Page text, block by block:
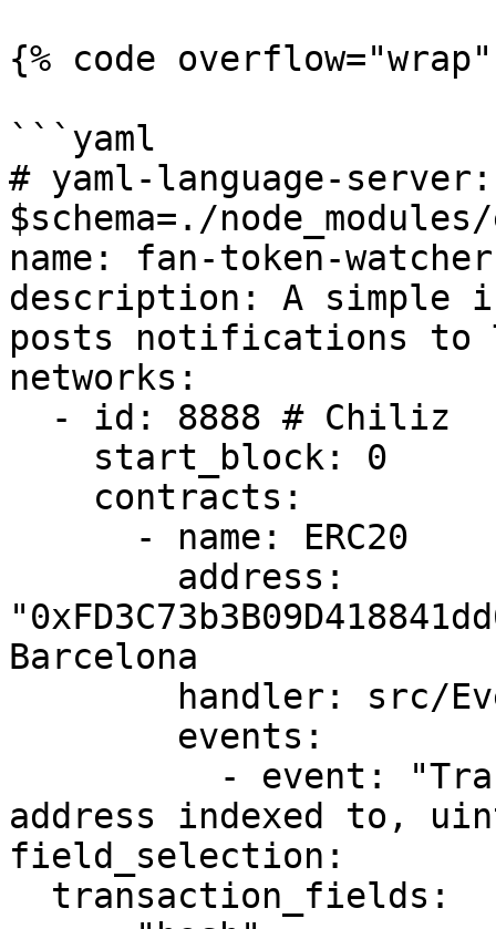
{% code
```yaml
# yaml-language-server:
$schema=./
name: fan-token-watcher
description: A simple
posts notifications to
networks:
Barcelona
address indexed to,
field_selection: